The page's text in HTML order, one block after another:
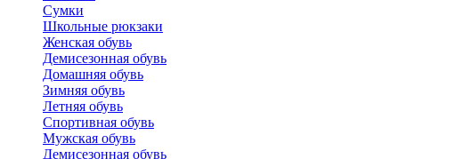
Сумки
Школьные рюкзаки
Женская обувь
Демисезонная обувь
Домашняя обувь
Зимняя обувь
Летняя обувь
Спортивная обувь
Мужская обувь
Демисезонная обувь